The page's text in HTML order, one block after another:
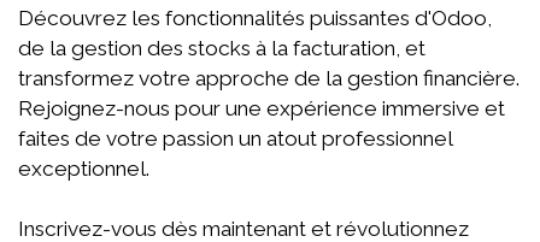
Découvrez les fonctionnalités puissantes d'Odoo,
de la gestion des stocks à la facturation, et
transformez votre approche de la gestion financière.
Rejoignez-nous pour une expérience immersive et
faites de votre passion un atout professionnel
exceptionnel.
Inscrivez-vous dès maintenant et révolutionnez